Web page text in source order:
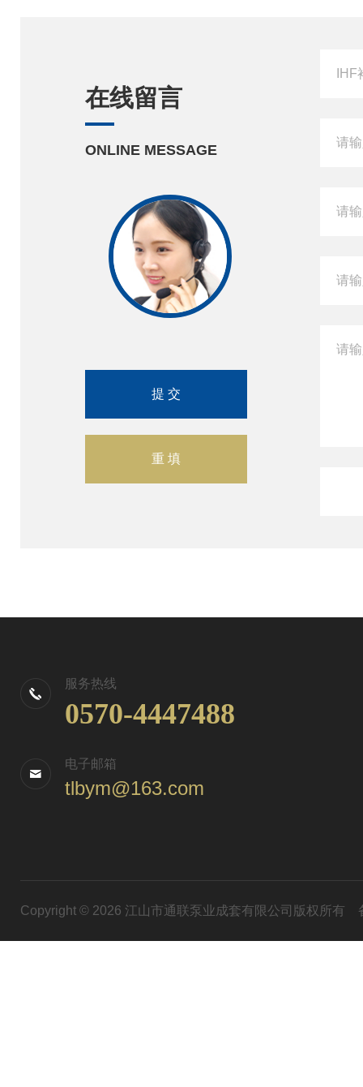
在线留言
ONLINE MESSAGE
服务热线
0570-4447488
电子邮箱
tlbym@163.com
Copyright © 2026 江山市通联泵业成套有限公司版权所有